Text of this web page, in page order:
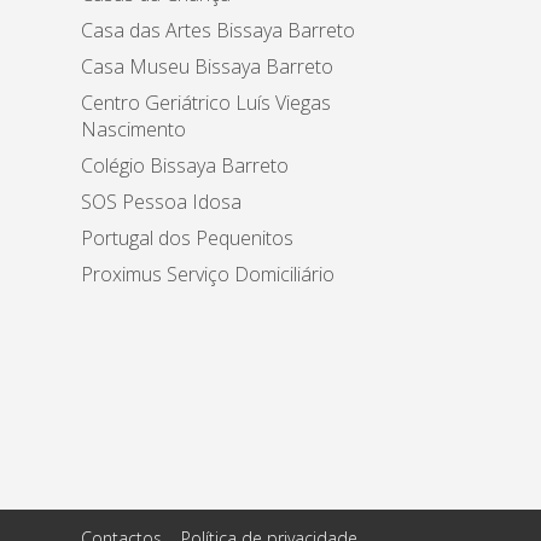
Casa das Artes Bissaya Barreto
Casa Museu Bissaya Barreto
Centro Geriátrico Luís Viegas
Nascimento
Colégio Bissaya Barreto
SOS Pessoa Idosa
Portugal dos Pequenitos
Proximus Serviço Domiciliário